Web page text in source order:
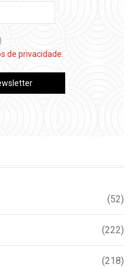
de privacidade.
(52)
(222)
(218)